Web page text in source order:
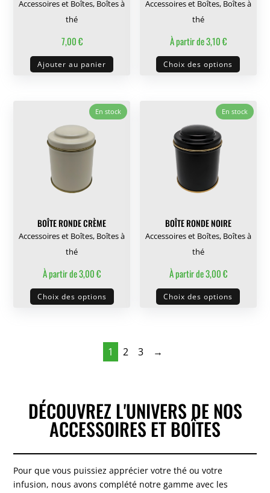
page
Accessoires et Boîtes, Boîtes à
thé
7,00€
Ajouter au panier
Accessoires et Boîtes, Boîtes à
thé
À partir de3,10€
Choix des options
Ce
produit
En stock
BOÎTE RONDE CRÈME
Accessoires et Boîtes, Boîtes à
thé
À partir de3,00€
Choix des options
Ce
produit
variations.
être
choisies
page
En stock
BOÎTE RONDE NOIRE
Accessoires et Boîtes, Boîtes à
thé
À partir de3,00€
Choix des options
Ce
produit
être
1 2 3 →
DÉCOUVREZ L'UNIVERS DE NOS
ACCESSOIRES ET BOÎTES
Pour que vous puissiez apprécier votre thé ou votre
infusion, nous avons complété notre gamme avec les